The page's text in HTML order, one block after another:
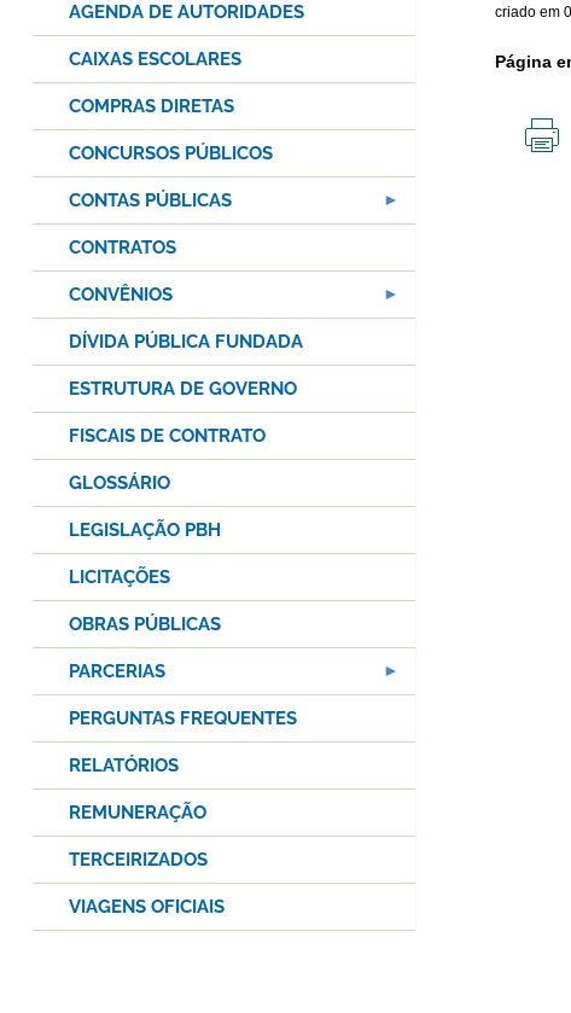
criado em
Página
AGENDA DE AUTORIDADES
CAIXAS ESCOLARES
COMPRAS DIRETAS
CONCURSOS PÚBLICOS
CONTAS PÚBLICAS
CONTRATOS
CONVÊNIOS
DÍVIDA PÚBLICA FUNDADA
ESTRUTURA DE GOVERNO
FISCAIS DE CONTRATO
GLOSSÁRIO
LEGISLAÇÃO PBH
LICITAÇÕES
OBRAS PÚBLICAS
PARCERIAS
PERGUNTAS FREQUENTES
RELATÓRIOS
REMUNERAÇÃO
TERCEIRIZADOS
VIAGENS OFICIAIS